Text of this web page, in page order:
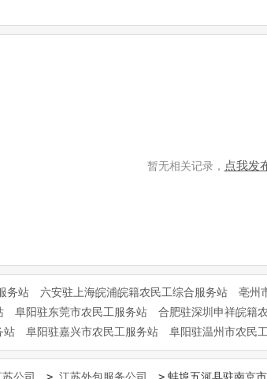
暂无相关记录， 点我发
务站 六安驻上海皖浦皖籍农民工综合服务站 亳州
阜阳驻东莞市农民工服务站 合肥驻深圳申祥皖籍
站 阜阳驻嘉兴市农民工服务站 阜阳驻温州市农民